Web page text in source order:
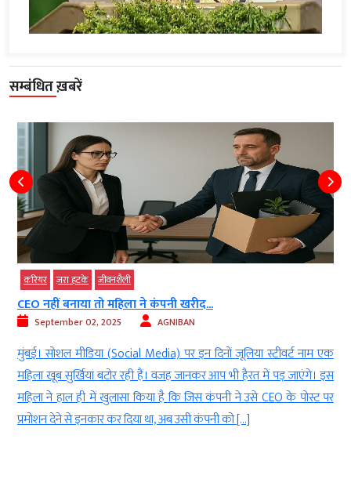
सम्बंधित ख़बरें
करियर ज़रा हटके जीवनशैली
CEO नहीं बनाया तो महिला ने कंपनी खरीद...
September 02, 2025 AGNIBAN
मुंबई। सोशल मीडिया (Social Media) पर इन दिनों जूलिया स्टीवर्ट नाम एक
महिला खूब सुर्खियां बटोर रही हैं। वजह जानकर आप भी हैरत में पड़ जाएंगे। इस
महिला ने हाल ही में खुलासा किया है कि जिस कंपनी ने उसे CEO के पोस्ट पर
प्रमोशन देने से इनकार कर दिया था, अब उसी कंपनी को […]